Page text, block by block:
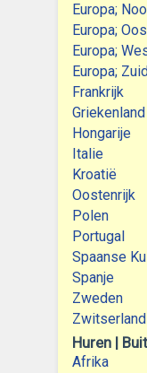
Europa;
Europa;
Europa;
Europa;
Frankrijk
Griekenland
Hongarije
Italie
Kroatië
Oostenrijk
Polen
Portugal
Spaanse
Spanje
Zweden
Zwitserland
Huren |
Afrika